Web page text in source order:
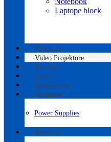
Laptope block
Monitore
Video Projektore
Kamera
Server
Workstation
Hardware
Power Supplies
Network